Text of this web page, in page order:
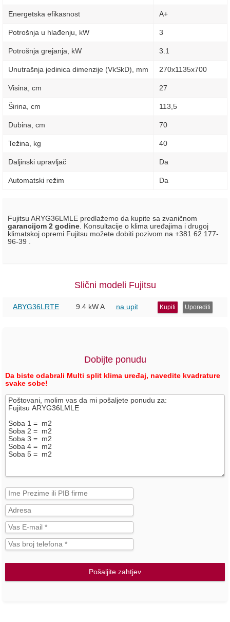
Energetska efikasnost A+
Potrošnja u hlađenju, kW 3
Potrošnja grejanja, kW 3.1
Unutrašnja jedinica dimenzije (VkSkD), mm 270x1135x700
Visina, сm 27
Širina, сm 113,5
Dubina, сm 70
Težina, kg 40
Daljinski upravljač Da
Automatski režim Da
Fujitsu ARYG36LMLE predlažemo da kupite sa zvaničnom
garancijom 2 godine. Konsultacije o klima uređajima i drugoj
klimatskoj opremi Fujitsu možete dobiti pozivom na +381 62 177-
96-39 .
Slični modeli Fujitsu
ABYG36LRTE 9.4 kW A na upit Kupiti Uporediti
Dobijte ponudu
Da biste odabrali Multi split klima uređaj, navedite kvadrature
svake sobe!
Pošaljite zahtjev